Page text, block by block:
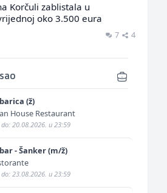
Korčuli zablistala u
oko 3.500 eura
7 4
(ž)
House Restaurant
20.08.2026. u 23:59
- Šanker (m/ž)
23.08.2026. u 23:59